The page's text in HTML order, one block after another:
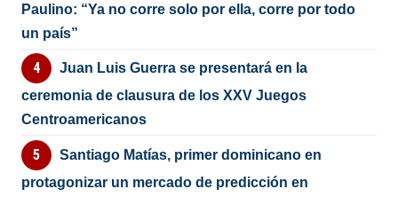
Paulino: “Ya no corre solo por ella, corre por todo
un país”
Juan Luis Guerra se presentará en la
ceremonia de clausura de los XXV Juegos
Centroamericanos
Santiago Matías, primer dominicano en
protagonizar un mercado de predicción en